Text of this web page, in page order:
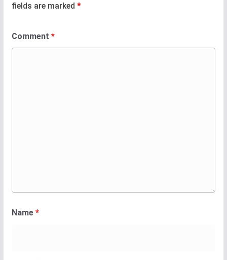
fields are marked *
Comment *
Name *